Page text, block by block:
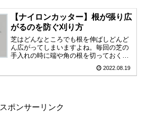
【ナイロンカッター】根が張り広
がるのを防ぐ刈り方
芝はどんなところでも根を伸ばしどんど
ん広がってしまいますよね。毎回の芝の
手入れの時に端や角の根を切っておくと
現状維持がしやすくなります。でも、ち
ょっと手を抜いて一年経つともう根が張
2022.08.19
スポンサーリンク